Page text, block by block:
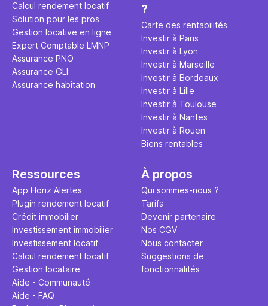
Calcul rendement locatif
Solution pour les pros
Gestion locative en ligne
Expert Comptable LMNP
Assurance PNO
Assurance GLI
Assurance habitation
?
Carte des rentabilités
Investir à Paris
Investir à Lyon
Investir à Marseille
Investir à Bordeaux
Investir à Lille
Investir à Toulouse
Investir à Nantes
Investir à Rouen
Biens rentables
Ressources
App Horiz Alertes
Plugin rendement locatif
Crédit immobilier
Investissement immobilier
Investissement locatif
Calcul rendement locatif
Gestion locataire
Aide - Communauté
Aide - FAQ
À propos
Qui sommes-nous ?
Tarifs
Devenir partenaire
Nos CGV
Nous contacter
Suggestions de
fonctionnalités